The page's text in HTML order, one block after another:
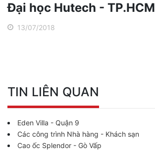
Đại học Hutech - TP.HCM
13/07/2018
TIN LIÊN QUAN
Eden Villa - Quận 9
Các công trình Nhà hàng - Khách sạn
Cao ốc Splendor - Gò Vấp